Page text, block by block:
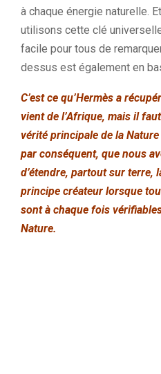
à chaque énergie naturelle.
utilisons cette clé
facile pour tous de
dessus est également en
C’est ce qu’Hermès a
vient de l’Afrique, mais il
vérité principale de la
par conséquent, que nous
d’étendre, partout sur terre,
principe créateur lorsque
sont à chaque fois
Nature.